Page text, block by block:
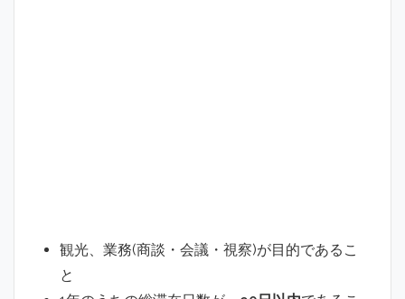
観光、業務(商談・会議・視察)が目的であるこ
と